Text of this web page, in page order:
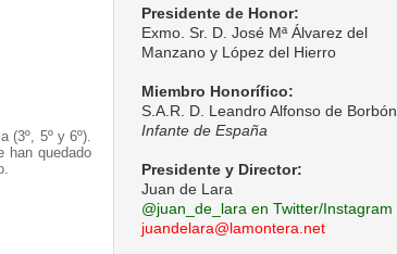
(3º, 5º y 6º).
han quedado
Presidente de Honor:
Exmo. Sr. D. José Mª Álvarez del
Manzano y López del Hierro
Miembro Honorífico:
S.A.R. D. Leandro Alfonso de Borbón,
Infante de España
Presidente y Director:
Juan de Lara
@juan_de_lara en Twitter/Instagram
juandelara@lamontera.net